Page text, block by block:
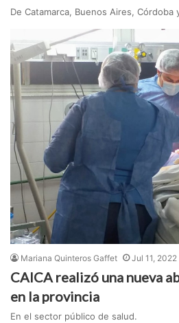
De Catamarca, Buenos Aires, Córdoba
Mariana Quinteros Gaffet Jul 11, 2022
CAICA realizó una nueva
en la provincia
En el sector público de salud.